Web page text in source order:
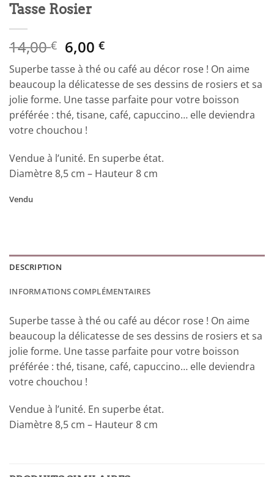
Tasse Rosier
14,00€ Le
prix
initial
était :
14,00 €.
6,00€Le
prix
actuel
est :
6,00 €.
Superbe tasse à thé ou café au décor rose ! On aime
beaucoup la délicatesse de ses dessins de rosiers et sa
jolie forme. Une tasse parfaite pour votre boisson
préférée : thé, tisane, café, capuccino… elle deviendra
votre chouchou !
Vendue à l’unité. En superbe état.
Diamètre 8,5 cm – Hauteur 8 cm
Vendu
DESCRIPTION
INFORMATIONS COMPLÉMENTAIRES
Superbe tasse à thé ou café au décor rose ! On aime
beaucoup la délicatesse de ses dessins de rosiers et sa
jolie forme. Une tasse parfaite pour votre boisson
préférée : thé, tisane, café, capuccino… elle deviendra
votre chouchou !
Vendue à l’unité. En superbe état.
Diamètre 8,5 cm – Hauteur 8 cm